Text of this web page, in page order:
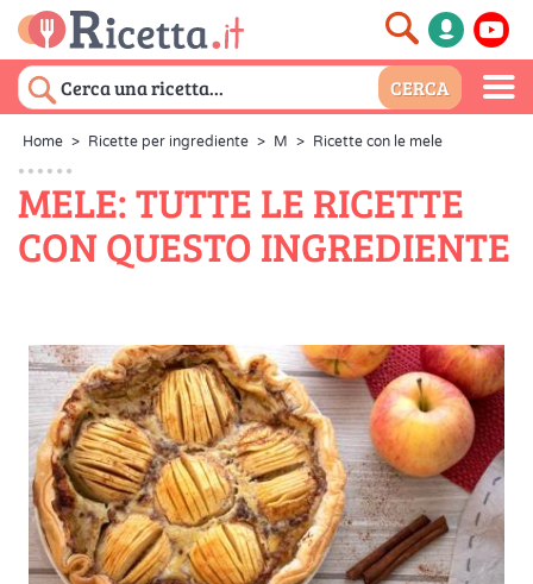
Home > Ricette per ingrediente > M > Ricette con le mele
MELE: TUTTE LE RICETTE
CON QUESTO INGREDIENTE